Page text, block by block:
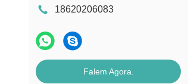
18620206083
Falem Agora.